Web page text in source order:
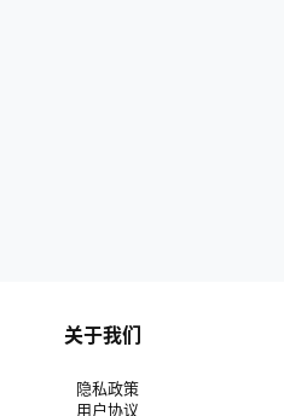
关于我们
隐私政策
用户协议